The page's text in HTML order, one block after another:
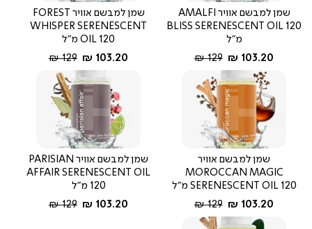
שמן למבשם אוויר AMALFI
BLISS SERENESCENT OIL 120
מ"ל
החל מ-
103.20 ₪
מחיר
רגיל
129 ₪
שמן למבשם אוויר FOREST
WHISPER SERENESCENT
OIL 120 מ"ל
החל מ-
103.20 ₪
מחיר
רגיל
129 ₪
שמן למבשם אוויר
MOROCCAN MAGIC
SERENESCENT OIL 120 מ"ל
החל מ-
103.20 ₪
מחיר
רגיל
129 ₪
שמן למבשם אוויר PARISIAN
AFFAIR SERENESCENT OIL
120 מ"ל
החל מ-
103.20 ₪
מחיר
129 ₪